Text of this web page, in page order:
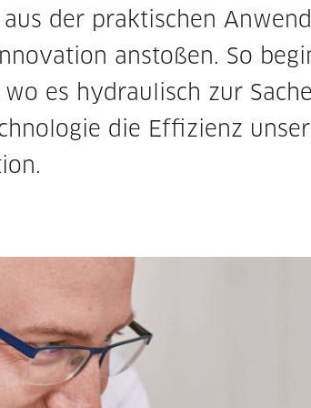
der praktischen
anstoßen. So
es hydraulisch zur
die Effizienz